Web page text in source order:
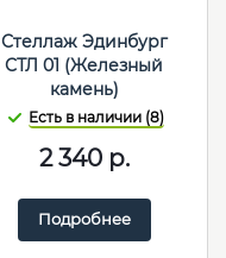
Стеллаж Эдинбург
СТЛ 01 (Железный
камень)
Есть в наличии (8)
2 340р.
Подробнее